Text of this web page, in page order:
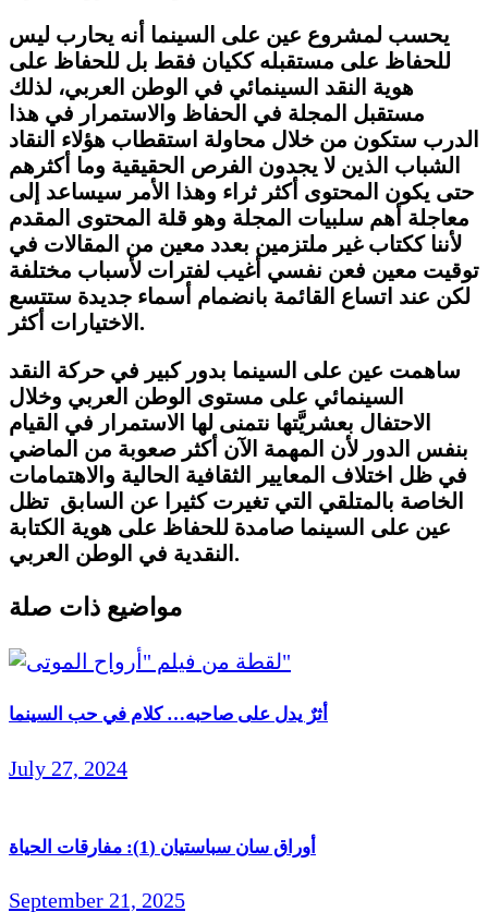
يحسب لمشروع عين على السينما أنه يحارب ليس
للحفاظ على مستقبله ككيان فقط بل للحفاظ على
هوية النقد السينمائي في الوطن العربي، لذلك
مستقبل المجلة في الحفاظ والاستمرار في هذا
الدرب ستكون من خلال محاولة استقطاب هؤلاء النقاد
الشباب الذين لا يجدون الفرص الحقيقية وما أكثرهم
حتى يكون المحتوى أكثر ثراء وهذا الأمر سيساعد إلى
معاجلة أهم سلبيات المجلة وهو قلة المحتوى المقدم
لأننا ككتاب غير ملتزمين بعدد معين من المقالات في
توقيت معين فعن نفسي أغيب لفترات لأسباب مختلفة
لكن عند اتساع القائمة بانضمام أسماء جديدة ستتسع
الاختيارات أكثر .
ساهمت عين على السينما بدور كبير في حركة النقد
السينمائي على مستوى الوطن العربي وخلال
الاحتفال بعشريَّتها نتمنى لها الاستمرار في القيام
بنفس الدور لأن المهمة الآن أكثر صعوبة من الماضي
في ظل اختلاف المعايير الثقافية الحالية والاهتمامات
الخاصة بالمتلقي التي تغيرت كثيرا عن السابق تظل
عين على السينما صامدة للحفاظ على هوية الكتابة
النقدية في الوطن العربي.
مواضيع ذات صلة
أثرٌ يدل على صاحبه… كلام في حب السينما
July 27, 2024
أوراق سان سباستيان (1): مفارقات الحياة
September 21, 2025